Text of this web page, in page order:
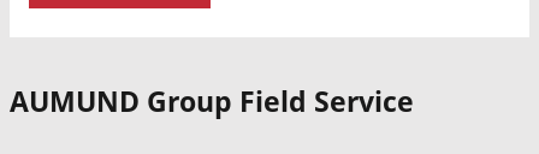
AUMUND Group Field Service